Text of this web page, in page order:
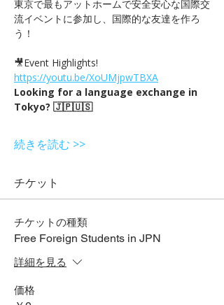
東京で最もアットホームで安全安心な国際交
流イベントに参加し、国際的な友達を作ろ
う！
🎥Event Highlights!
https://youtu.be/XoUMjpwTBXA
Looking for a language exchange in
Tokyo? 🇯🇵🇺🇸
続きを読む >>
チケット
チケットの種類
Free Foreign Students in JPN
詳細を見る
価格